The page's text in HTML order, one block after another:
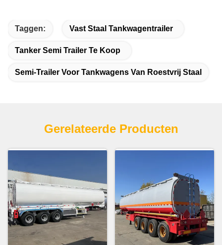
Taggen: Vast Staal Tankwagentrailer
Tanker Semi Trailer Te Koop
Semi-Trailer Voor Tankwagens Van Roestvrij Staal
Gerelateerde Producten